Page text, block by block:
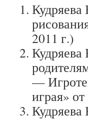
2011 г.)
—
играя»